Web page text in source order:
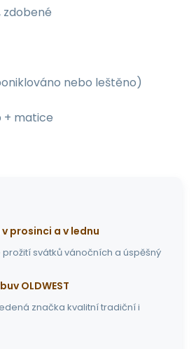
zdobené
nebo leštěno)
+ matice
prosinci a v lednu
svátků vánočních a úspěšný
OLDWEST
značka kvalitní tradiční i